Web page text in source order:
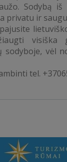
Sodybą
privatu ir
visiška
sodyboje, vėl
tel.